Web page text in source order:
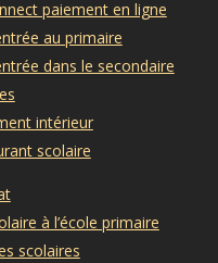
paiement en ligne
au primaire
dans le secondaire
intérieur
scolaire
à l’école primaire
scolaires